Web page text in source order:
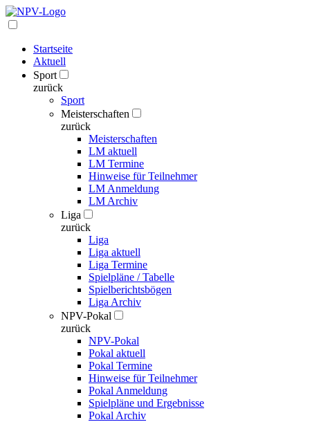
Startseite
Aktuell
Sport
zurück
Sport
Meisterschaften
zurück
Meisterschaften
LM aktuell
LM Termine
Hinweise für Teilnehmer
LM Anmeldung
LM Archiv
Liga
zurück
Liga
Liga aktuell
Liga Termine
Spielpläne / Tabelle
Spielberichtsbögen
Liga Archiv
NPV-Pokal
zurück
NPV-Pokal
Pokal aktuell
Pokal Termine
Hinweise für Teilnehmer
Pokal Anmeldung
Spielpläne und Ergebnisse
Pokal Archiv